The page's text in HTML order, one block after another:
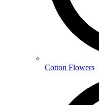
Cotton Flowers